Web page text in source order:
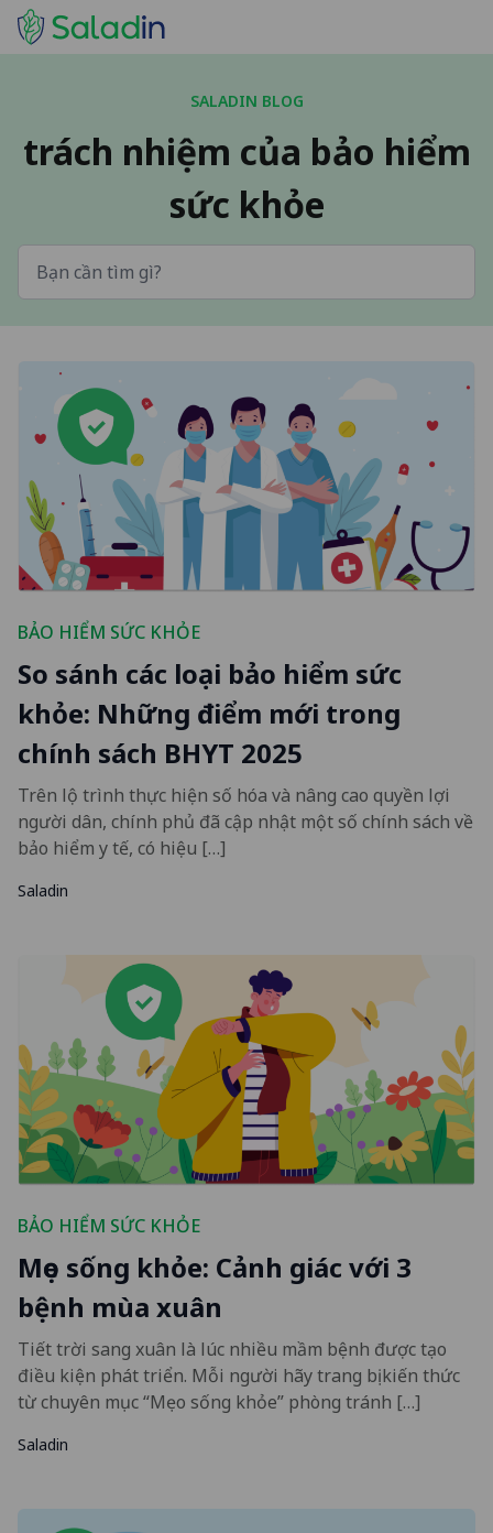
SALADIN BLOG
trách nhiệm của bảo hiểm
sức khỏe
BẢO HIỂM SỨC KHỎE
So sánh các loại bảo hiểm sức
khỏe: Những điểm mới trong
chính sách BHYT 2025
Trên lộ trình thực hiện số hóa và nâng cao quyền lợi
người dân, chính phủ đã cập nhật một số chính sách về
bảo hiểm y tế, có hiệu […]
Saladin
BẢO HIỂM SỨC KHỎE
Mẹo sống khỏe: Cảnh giác với 3
bệnh mùa xuân
Tiết trời sang xuân là lúc nhiều mầm bệnh được tạo
điều kiện phát triển. Mỗi người hãy trang bị kiến thức
từ chuyên mục “Mẹo sống khỏe” phòng tránh […]
Saladin